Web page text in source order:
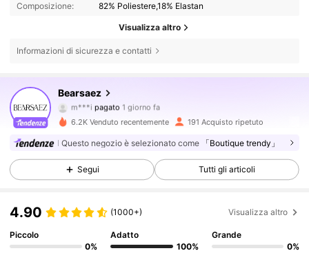
Composizione: 82% Poliestere,18% Elastan
Visualizza altro
Informazioni di sicurezza e contatti
Bearsaez
4.78
2.2K Follower
Y***o segue21 ore fa
4.78 2.2K Follower
6.2K Venduto recentemente 191 Acquisto ripetuto
Questo negozio è selezionato come 「Boutique trendy」
Segui Tutti gli articoli
4.90 (1000+) Visualizza altro
Piccolo
0%
Adatto
100%
Grande
0%